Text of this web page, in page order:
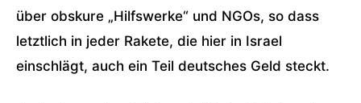
über obskure „Hilfswerke“ und NGOs, so dass
letztlich in jeder Rakete, die hier in Israel
einschlägt, auch ein Teil deutsches Geld steckt.